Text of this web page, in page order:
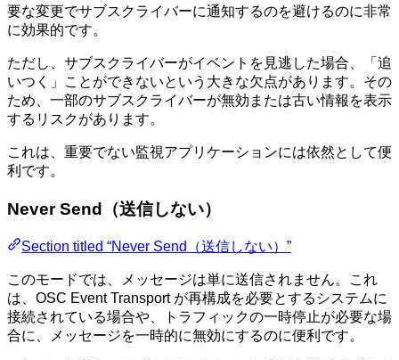
要な変更でサブスクライバーに通知するのを避けるのに非常
に効果的です。
ただし、サブスクライバーがイベントを見逃した場合、「追
いつく」ことができないという大きな欠点があります。その
ため、一部のサブスクライバーが無効または古い情報を表示
するリスクがあります。
これは、重要でない監視アプリケーションには依然として便
利です。
Never Send（送信しない）
Section titled “Never Send（送信しない）”
このモードでは、メッセージは単に送信されません。これ
は、OSC Event Transport が再構成を必要とするシステムに
接続されている場合や、トラフィックの一時停止が必要な場
合に、メッセージを一時的に無効にするのに便利です。